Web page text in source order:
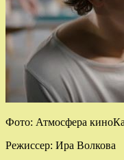
Фото: Атмосфера
Режиссер: Ира Волкова